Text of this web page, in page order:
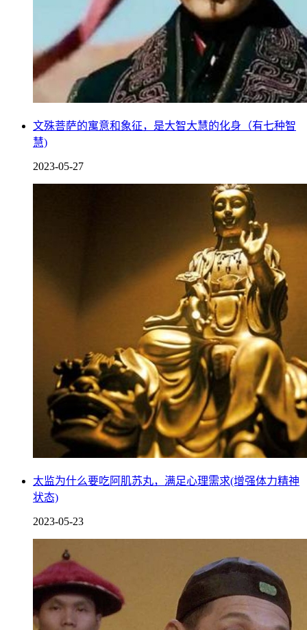
文殊菩萨的寓意和象征，是大智大慧的化身（有七种智
慧)
2023-05-27
太监为什么要吃阿肌苏丸，满足心理需求(增强体力精神
状态)
2023-05-23